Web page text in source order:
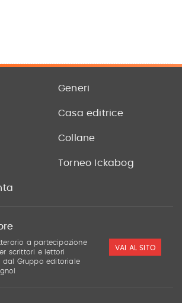
Generi
Casa editrice
Collane
Torneo Ickabog
a partecipazione
scrittori e lettori
dal Gruppo editoriale
VAI AL SITO